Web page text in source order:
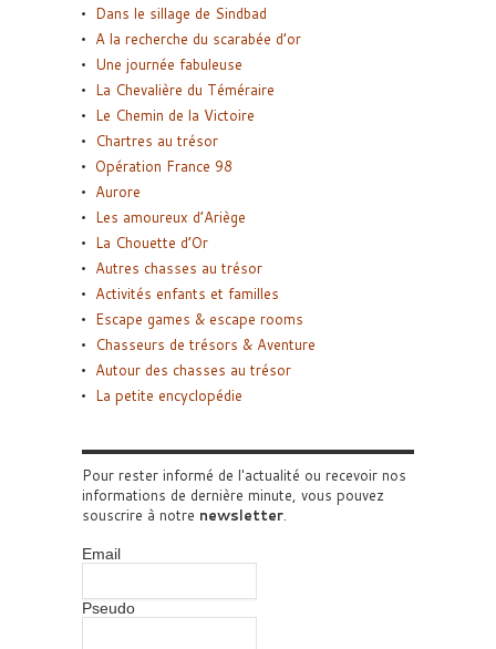
Dans le sillage de Sindbad
A la recherche du scarabée d’or
Une journée fabuleuse
La Chevalière du Téméraire
Le Chemin de la Victoire
Chartres au trésor
Opération France 98
Aurore
Les amoureux d’Ariège
La Chouette d’Or
Autres chasses au trésor
Activités enfants et familles
Escape games & escape rooms
Chasseurs de trésors & Aventure
Autour des chasses au trésor
La petite encyclopédie
Pour rester informé de l'actualité ou recevoir nos
informations de dernière minute, vous pouvez
souscrire à notre newsletter.
Email
Pseudo